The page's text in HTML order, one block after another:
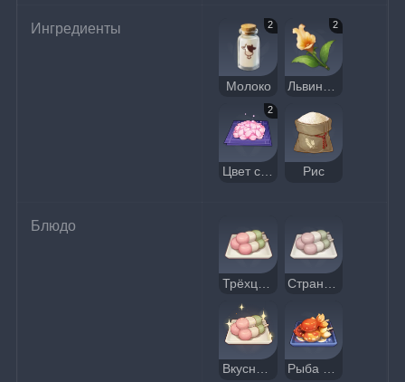
Ингредиенты 2
Молоко
2
2
Цвет сакуры Рис
Блюдо
Вкусное трёхцветное данго Рыба праздника лета